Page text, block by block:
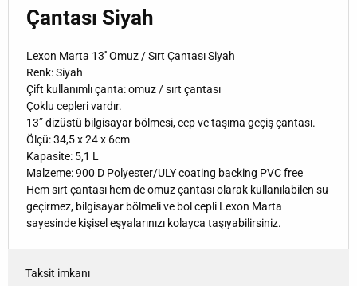
Çantası Siyah
Lexon Marta 13'' Omuz / Sırt Çantası Siyah
Renk: Siyah
Çift kullanımlı çanta: omuz / sırt çantası
Çoklu cepleri vardır.
13” dizüstü bilgisayar bölmesi, cep ve taşıma geçiş çantası.
Ölçü: 34,5 x 24 x 6cm
Kapasite: 5,1 L
Malzeme: 900 D Polyester/ULY coating backing PVC free
Hem sırt çantası hem de omuz çantası olarak kullanılabilen su
geçirmez, bilgisayar bölmeli ve bol cepli Lexon Marta
sayesinde kişisel eşyalarınızı kolayca taşıyabilirsiniz.
Taksit imkanı